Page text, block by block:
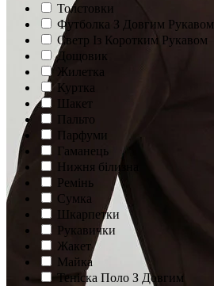
Толстовки
Футболка З Довгим Рукавом
Светр Із Коротким Рукавом
Дощовик
Жилетка
Куртка
Шакет
Пальто
Парфуми
Гаманець
Нижня білизна
Ремінь
Сумка
Шкарпетки
Рукавички
Жакет
Майка
Теніска Поло З Довгим